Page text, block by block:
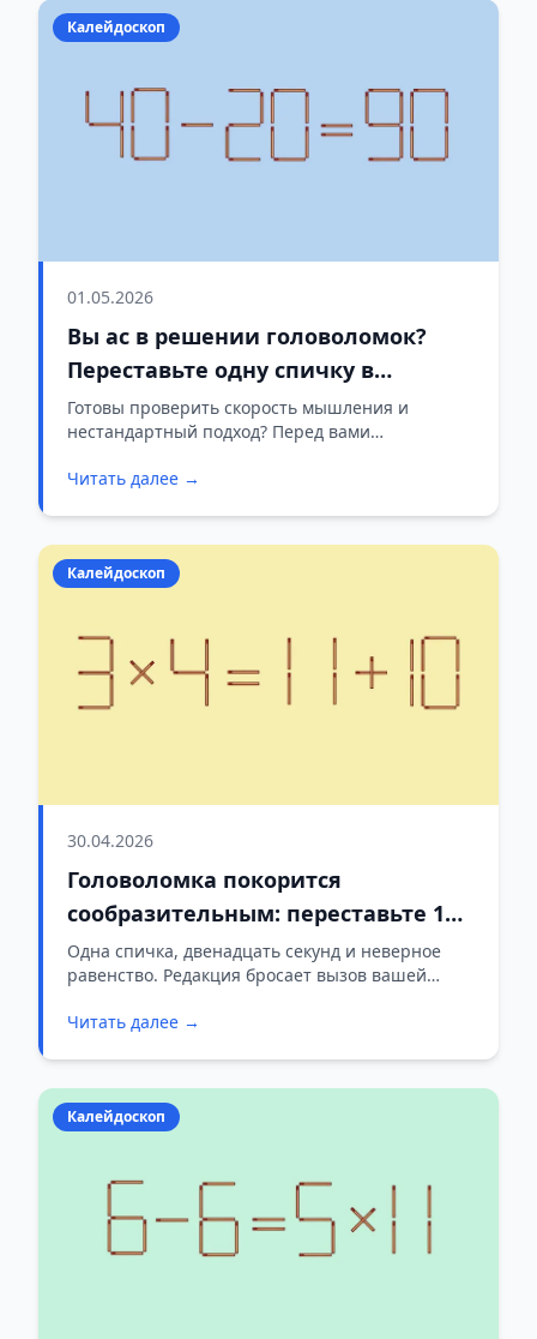
быстрый тест на логическое мышление.
Сможете ли вы исправить уравнение,
Калейдоскоп
01.05.2026
Вы ас в решении головоломок?
Переставьте одну спичку в
40−20=90
Готовы проверить скорость мышления и
нестандартный подход? Перед вами
ставит в ступор даже любителей логических
Время на размышление — строго 20 секунд.
Читать далее →
Калейдоскоп
30.04.2026
Головоломка покорится
сообразительным: переставьте 1
спичку в 3×4=11+10
Одна спичка, двенадцать секунд и неверное
равенство. Редакция бросает вызов вашей
проверьте, чья логика быстрее — ваша или
Читать далее →
Калейдоскоп